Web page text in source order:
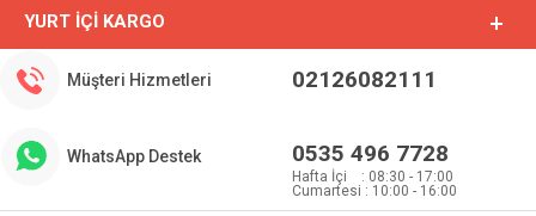
YURT İÇI KARGO
Müşteri Hizmetleri 02126082111
WhatsApp Destek 0535 496 7728
Hafta İçi : 08:30 - 17:00
Cumartesi : 10:00 - 16:00